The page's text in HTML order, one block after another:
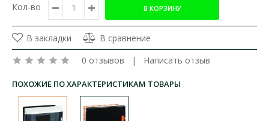
Кол-во
В закладки
В сравнение
0 отзывов | Написать отзыв
ПОХОЖИЕ ПО ХАРАКТЕРИСТИКАМ ТОВАРЫ